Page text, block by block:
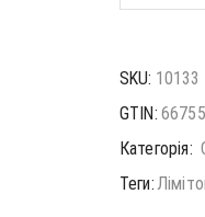
SKU: 10133
GTIN:
Категорія:
Теги: